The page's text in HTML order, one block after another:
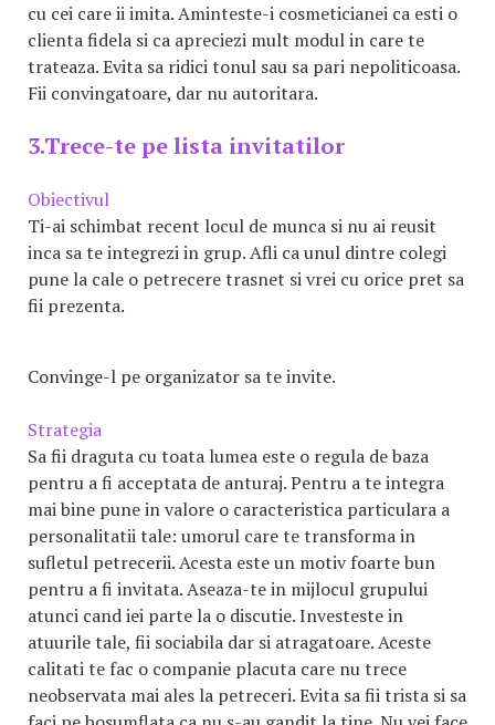
cu cei care ii imita. Aminteste-i cosmeticianei ca esti o
clienta fidela si ca apreciezi mult modul in care te
trateaza. Evita sa ridici tonul sau sa pari nepoliticoasa.
Fii convingatoare, dar nu autoritara.
3.Trece-te pe lista invitatilor
Obiectivul
Ti-ai schimbat recent locul de munca si nu ai reusit
inca sa te integrezi in grup. Afli ca unul dintre colegi
pune la cale o petrecere trasnet si vrei cu orice pret sa
fii prezenta.
Convinge-l pe organizator sa te invite.
Strategia
Sa fii draguta cu toata lumea este o regula de baza
pentru a fi acceptata de anturaj. Pentru a te integra
mai bine pune in valore o caracteristica particulara a
personalitatii tale: umorul care te transforma in
sufletul petrecerii. Acesta este un motiv foarte bun
pentru a fi invitata. Aseaza-te in mijlocul grupului
atunci cand iei parte la o discutie. Investeste in
atuurile tale, fii sociabila dar si atragatoare. Aceste
calitati te fac o companie placuta care nu trece
neobservata mai ales la petreceri. Evita sa fii trista si sa